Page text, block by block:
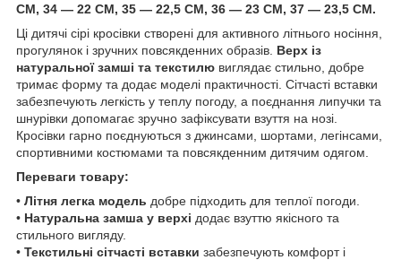
СМ, 34 — 22 СМ, 35 — 22,5 СМ, 36 — 23 СМ, 37 — 23,5 СМ.
Ці дитячі сірі кросівки створені для активного літнього носіння,
прогулянок і зручних повсякденних образів. Верх із
натуральної замші та текстилю виглядає стильно, добре
тримає форму та додає моделі практичності. Сітчасті вставки
забезпечують легкість у теплу погоду, а поєднання липучки та
шнурівки допомагає зручно зафіксувати взуття на нозі.
Кросівки гарно поєднуються з джинсами, шортами, легінсами,
спортивними костюмами та повсякденним дитячим одягом.
Переваги товару:
• Літня легка модель добре підходить для теплої погоди.
• Натуральна замша у верхі додає взуттю якісного та
стильного вигляду.
• Текстильні сітчасті вставки забезпечують комфорт і